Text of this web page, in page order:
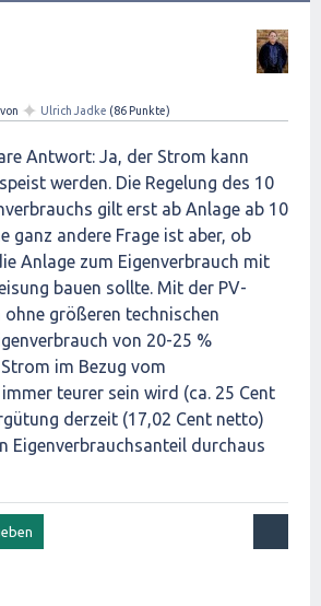
von ✦ Ulrich Jadke (86 Punkte)
Antwort: Ja, der Strom kann
werden. Die Regelung des 10
gilt erst ab Anlage ab 10
ganz andere Frage ist aber, ob
Anlage zum Eigenverbrauch mit
bauen sollte. Mit der PV-
größeren technischen
von 20-25 %
im Bezug vom
teurer sein wird (ca. 25 Cent
derzeit (17,02 Cent netto)
Eigenverbrauchsanteil durchaus